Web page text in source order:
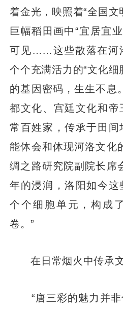
着金光，映照着“全国文
巨幅稻田画中“宜居宜
可见……这些散落在河
个个充满活力的“文化细
的基因密码，生生不息
都文化、宫廷文化和
常百姓家，传承于田
能体会和体现河洛文化
绸之路研究院副院长席
年的浸润，洛阳如今
个个细胞单元，构成
卷。”
在日常烟火中传承
“唐三彩的魅力并非